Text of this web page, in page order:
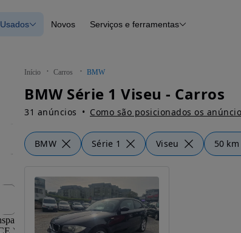
Novos
Usados Novos Serviços e ferramentas
Início Carros BMW
BMW Série 1 Viseu - Carros
31 anúncios Como são posicionados os
BMW Série 1 Viseu 50 km